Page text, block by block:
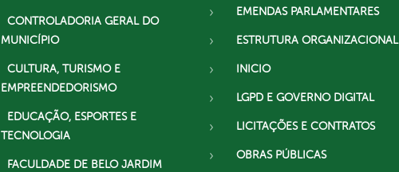
CONTROLADORIA GERAL DO
MUNICÍPIO
CULTURA, TURISMO E
EMPREENDEDORISMO
EDUCAÇÃO, ESPORTES E
TECNOLOGIA
FACULDADE DE BELO JARDIM
EMENDAS PARLAMENTARES
ESTRUTURA ORGANIZACIONAL
INICIO
LGPD E GOVERNO DIGITAL
LICITAÇÕES E CONTRATOS
OBRAS PÚBLICAS